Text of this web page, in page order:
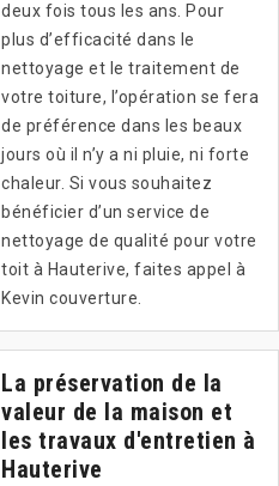
deux fois tous les ans. Pour
plus d’efficacité dans le
nettoyage et le traitement de
votre toiture, l’opération se fera
de préférence dans les beaux
jours où il n’y a ni pluie, ni forte
chaleur. Si vous souhaitez
bénéficier d’un service de
nettoyage de qualité pour votre
toit à Hauterive, faites appel à
Kevin couverture.
La préservation de la
valeur de la maison et
les travaux d'entretien à
Hauterive